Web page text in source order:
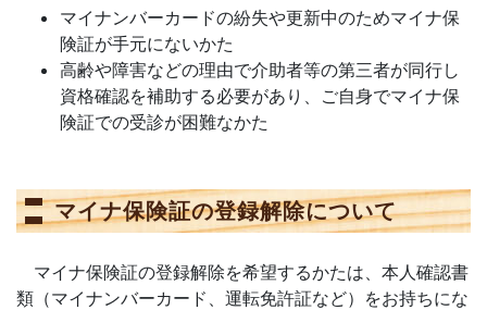
マイナンバーカードの紛失や更新中のためマイナ保
険証が手元にないかた
高齢や障害などの理由で介助者等の第三者が同行し
資格確認を補助する必要があり、ご自身でマイナ保
険証での受診が困難なかた
マイナ保険証の登録解除について
マイナ保険証の登録解除を希望するかたは、本人確認書
類（マイナンバーカード、運転免許証など）をお持ちにな